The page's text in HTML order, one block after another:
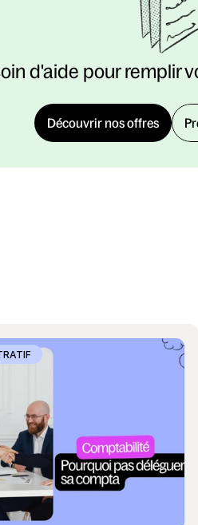
d'aide pour remplir
Découvrir nos offres